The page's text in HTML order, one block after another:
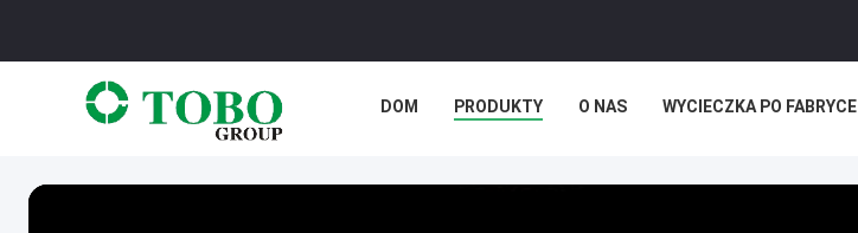
DOM PRODUKTY O NAS WYCIECZKA PO FABRYCE